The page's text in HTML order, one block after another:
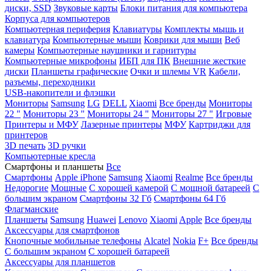
диски, SSD Звуковые карты Блоки питания для компьютера
Корпуса для компьютеров
Компьютерная периферия Клавиатуры Комплекты мышь и
клавиатура Компьютерные мыши Коврики для мыши Веб
камеры Компьютерные наушники и гарнитуры
Компьютерные микрофоны ИБП для ПК Внешние жесткие
диски Планшеты графические Очки и шлемы VR Кабели,
разъемы, переходники
USB-накопители и флэшки
Мониторы Samsung LG DELL Xiaomi Все бренды Мониторы
22 " Мониторы 23 " Мониторы 24 " Мониторы 27 " Игровые
Принтеры и МФУ Лазерные принтеры МФУ Картриджи для
принтеров
3D печать 3D ручки
Компьютерные кресла
Смартфоны и планшеты Все
Смартфоны Apple iPhone Samsung Xiaomi Realme Все бренды
Недорогие Мощные С хорошей камерой С мощной батареей С
большим экраном Смартфоны 32 Гб Смартфоны 64 Гб
Флагманские
Планшеты Samsung Huawei Lenovo Xiaomi Apple Все бренды
Аксессуары для смартфонов
Кнопочные мобильные телефоны Alcatel Nokia F+ Все бренды
С большим экраном С хорошей батареей
Аксессуары для планшетов